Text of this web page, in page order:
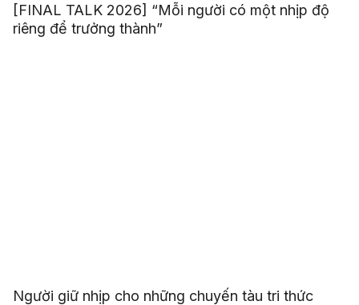
[FINAL TALK 2026] “Mỗi người có một nhịp độ
riêng để trưởng thành”
Người giữ nhịp cho những chuyến tàu tri thức